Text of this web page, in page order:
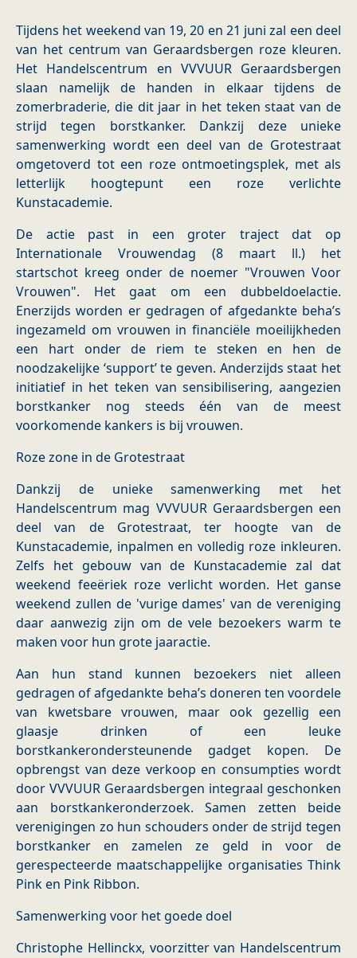
Tijdens het weekend van 19, 20 en 21 juni zal een deel
van het centrum van Geraardsbergen roze kleuren.
Het Handelscentrum en VVVUUR Geraardsbergen
slaan namelijk de handen in elkaar tijdens de
zomerbraderie, die dit jaar in het teken staat van de
strijd tegen borstkanker. Dankzij deze unieke
samenwerking wordt een deel van de Grotestraat
omgetoverd tot een roze ontmoetingsplek, met als
letterlijk hoogtepunt een roze verlichte
Kunstacademie.
De actie past in een groter traject dat op
Internationale Vrouwendag (8 maart ll.) het
startschot kreeg onder de noemer "Vrouwen Voor
Vrouwen". Het gaat om een dubbeldoelactie.
Enerzijds worden er gedragen of afgedankte beha’s
ingezameld om vrouwen in financiële moeilijkheden
een hart onder de riem te steken en hen de
noodzakelijke ‘support’ te geven. Anderzijds staat het
initiatief in het teken van sensibilisering, aangezien
borstkanker nog steeds één van de meest
voorkomende kankers is bij vrouwen.
Roze zone in de Grotestraat
Dankzij de unieke samenwerking met het
Handelscentrum mag VVVUUR Geraardsbergen een
deel van de Grotestraat, ter hoogte van de
Kunstacademie, inpalmen en volledig roze inkleuren.
Zelfs het gebouw van de Kunstacademie zal dat
weekend feeëriek roze verlicht worden. Het ganse
weekend zullen de 'vurige dames' van de vereniging
daar aanwezig zijn om de vele bezoekers warm te
maken voor hun grote jaaractie.
Aan hun stand kunnen bezoekers niet alleen
gedragen of afgedankte beha’s doneren ten voordele
van kwetsbare vrouwen, maar ook gezellig een
glaasje drinken of een leuke
borstkankerondersteunende gadget kopen. De
opbrengst van deze verkoop en consumpties wordt
door VVVUUR Geraardsbergen integraal geschonken
aan borstkankeronderzoek. Samen zetten beide
verenigingen zo hun schouders onder de strijd tegen
borstkanker en zamelen ze geld in voor de
gerespecteerde maatschappelijke organisaties Think
Pink en Pink Ribbon.
Samenwerking voor het goede doel
Christophe Hellinckx, voorzitter van Handelscentrum